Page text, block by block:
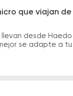
que viajan
desde
se adapte a